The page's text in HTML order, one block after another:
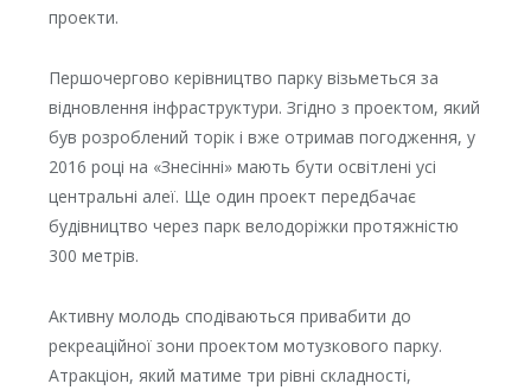
проекти.
Першочергово керівництво парку візьметься за
відновлення інфраструктури. Згідно з проектом, який
був розроблений торік і вже отримав погодження, у
2016 році на «Знесінні» мають бути освітлені усі
центральні алеї. Ще один проект передбачає
будівництво через парк велодоріжки протяжністю
300 метрів.
Активну молодь сподіваються привабити до
рекреаційної зони проектом мотузкового парку.
Атракціон, який матиме три рівні складності,